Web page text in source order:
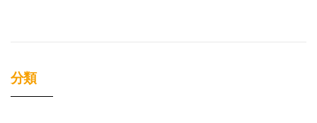
分類